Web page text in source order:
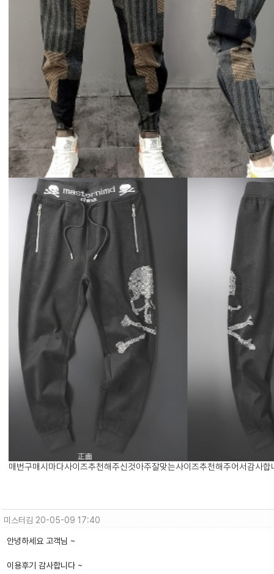
매번구매시마다사이즈추천해주신것아주잘맞는사이즈추천해주어서감사
미스터김 20-05-09 17:40
안녕하세요 고객님 ~
이용후기 감사합니다 ~